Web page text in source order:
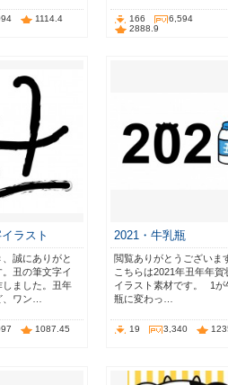
1114.4 166
6,594
2888.9
ラスト
、誠にありがと
。丑の筆文字イ
しました。丑年
ワン…
1087.45
2021・牛乳瓶
閲覧ありがとうございま
こちらは2021年丑年年賀
イラスト素材です。⠀1が
瓶に変わっ…
19 3,340